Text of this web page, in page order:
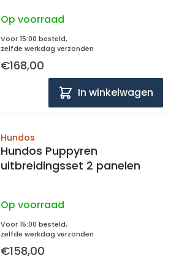
Op voorraad
Voor 15:00 besteld,
zelfde werkdag verzonden
€168,00
In winkelwagen
Hundos
Hundos Puppyren
uitbreidingsset 2 panelen
Op voorraad
Voor 15:00 besteld,
zelfde werkdag verzonden
€158,00